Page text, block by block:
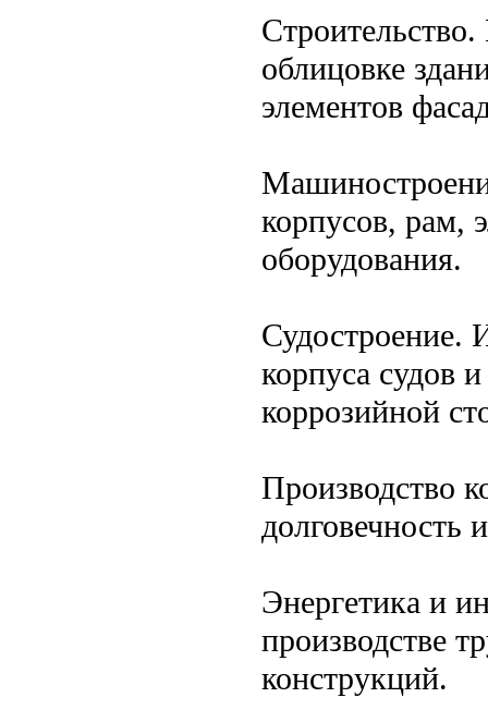
облицовке
элементов
корпусов, рам,
оборудования.
Судостроение.
корпуса судов
коррозийной
Производство
долговечность
Энергетика и
производстве
конструкций.